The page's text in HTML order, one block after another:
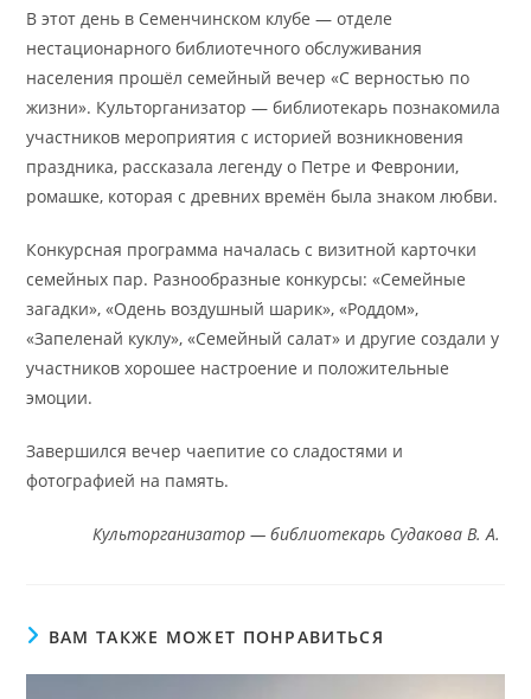
В этот день в Семенчинском клубе — отделе
нестационарного библиотечного обслуживания
населения прошёл семейный вечер «С верностью по
жизни». Культорганизатор — библиотекарь познакомила
участников мероприятия с историей возникновения
праздника, рассказала легенду о Петре и Февронии,
ромашке, которая с древних времён была знаком любви.
Конкурсная программа началась с визитной карточки
семейных пар. Разнообразные конкурсы: «Семейные
загадки», «Одень воздушный шарик», «Роддом»,
«Запеленай куклу», «Семейный салат» и другие создали у
участников хорошее настроение и положительные
эмоции.
Завершился вечер чаепитие со сладостями и
фотографией на память.
Культорганизатор — библиотекарь Судакова В. А.
ВАМ ТАКЖЕ МОЖЕТ ПОНРАВИТЬСЯ